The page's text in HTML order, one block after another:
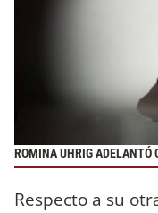
ROMINA UHRIG ADELANTÓ
Respecto a su